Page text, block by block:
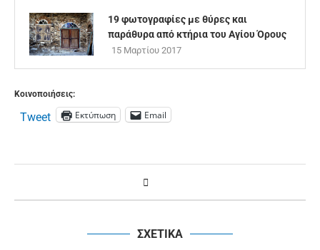
19 φωτογραφίες με θύρες και
παράθυρα από κτήρια του Αγίου Όρους
15 Μαρτίου 2017
Κοινοποιήσεις:
Tweet Εκτύπωση Email
ΣΧΕΤΙΚΑ